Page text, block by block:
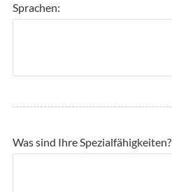
Sprachen:
Was sind Ihre Spezialfähigkeiten?